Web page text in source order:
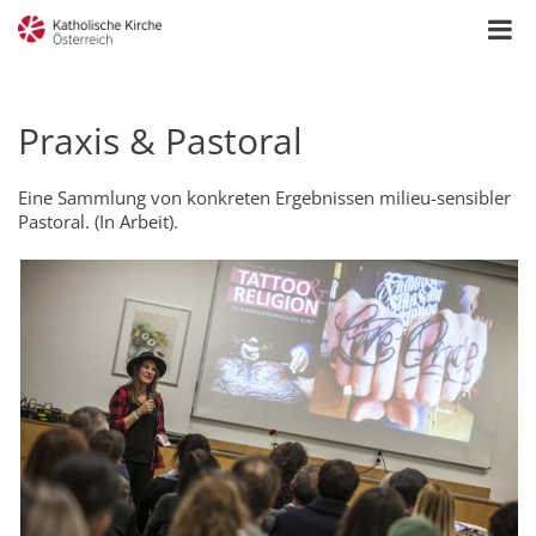
Praxis & Pastoral
Eine Sammlung von konkreten Ergebnissen milieu-sensibler
Pastoral. (In Arbeit).